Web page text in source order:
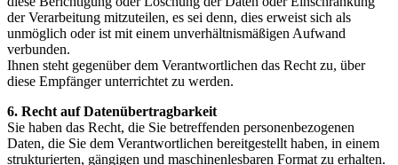
der Verarbeitung mitzuteilen, es sei denn, dies erweist sich als
unmöglich oder ist mit einem unverhältnismäßigen Aufwand
verbunden.
Ihnen steht gegenüber dem Verantwortlichen das Recht zu, über
diese Empfänger unterrichtet zu werden.
6. Recht auf Datenübertragbarkeit
Sie haben das Recht, die Sie betreffenden personenbezogenen
Daten, die Sie dem Verantwortlichen bereitgestellt haben, in einem
strukturierten, gängigen und maschinenlesbaren Format zu erhalten.